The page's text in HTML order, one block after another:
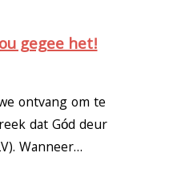
gegee het!
ontvang om te
dat Gód deur
Wanneer…